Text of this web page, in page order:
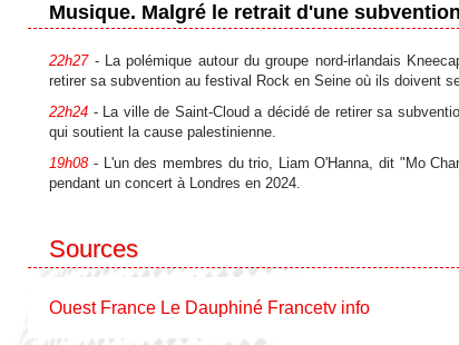
Musique. Malgré le retrait d'une
22h27- La polémique autour du groupe nord-irlandais
retirer sa subvention au festival Rock en Seine où ils doivent
22h24 - La ville de Saint-Cloud a décidé de retirer sa
qui soutient la cause palestinienne.
19h08- L'un des membres du trio, Liam O'Hanna, dit "Mo
pendant un concert à Londres en 2024.
Sources
Ouest France Le Dauphiné Francetv info